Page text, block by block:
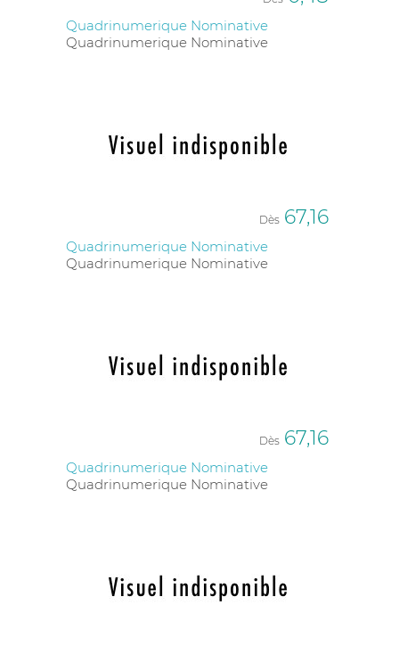
Quadrinumerique Nominative
Quadrinumerique Nominative
Dès 67,16
Quadrinumerique Nominative
Quadrinumerique Nominative
Dès 67,16
Quadrinumerique Nominative
Quadrinumerique Nominative